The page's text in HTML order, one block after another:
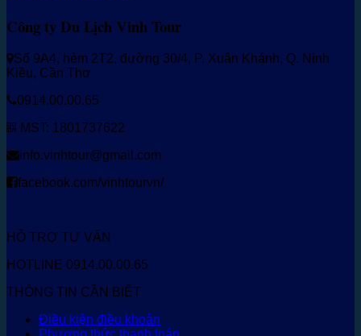
Công ty Du Lịch Vinh Tour
Số 9A4, hẻm 2T2, đường 30/4, P. Xuân Khánh, Q. Ninh
Kiều, Cần Thơ
0914.00.00.65
MST: 1801737622
info.vinhtour@gmail.com
facebook.com/vinhtourvn/
HỖ TRỢ TƯ VẤN
HOTLINE 0914.00.00.65
THÔNG TIN CẦN BIẾT
Điều kiện điều khoản